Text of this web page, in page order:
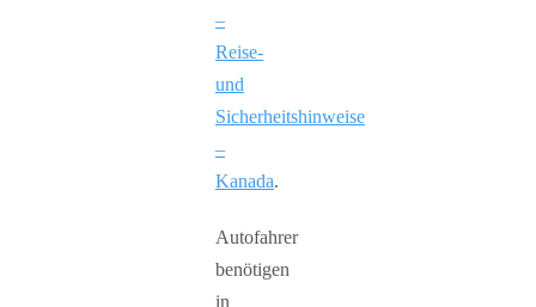
–
Reise-
und
Sicherheitshinweise
–
Kanada.
Autofahrer
benötigen
in